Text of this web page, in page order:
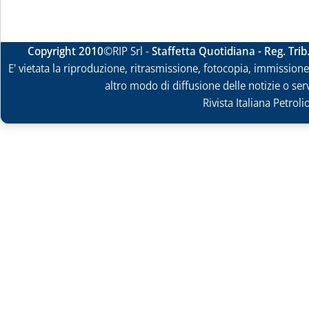
Copyright 2010©RIP Srl -Staffetta Quotidiana - Reg.
E' vietata la riproduzione, ritrasmissione, fotocopia,
altro modo di diffusione delle notizie o
Rivista Italiana